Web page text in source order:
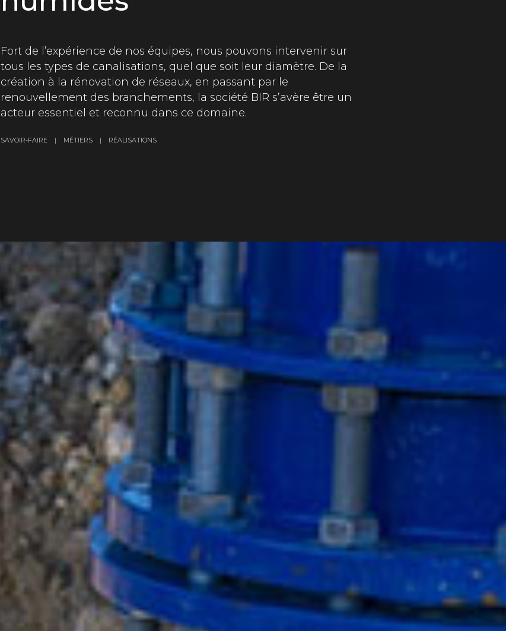
Fort de l’expérience de nos équipes, nous pouvons intervenir sur
tous les types de canalisations, quel que soit leur diamètre. De la
création à la rénovation de réseaux, en passant par le
renouvellement des branchements, la société BIR s’avère être un
acteur essentiel et reconnu dans ce domaine.
SAVOIR-FAIRE | MÉTIERS | RÉALISATIONS